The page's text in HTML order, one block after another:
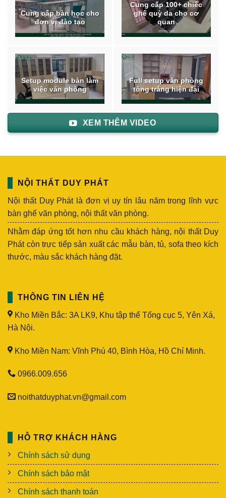
Cung cấp bàn học cho
đơn vị đào tạo
Cung cấp 100+ chiếc
ghế quỳ da cho cơ
quan
Setup module bàn làm
việc văn phòng
Full setup văn phòng
tông trắng hiện đại
XEM THÊM VIDEO
NỘI THẤT DUY PHÁT
Nội thất Duy Phát là đơn vị uy tín lâu năm trong lĩnh vực
bàn ghế văn phòng, nội thất văn phòng.
Nhằm đáp ứng tốt hơn nhu cầu khách hàng, nội thất Duy
Phát còn trực tiếp sản xuất các mẫu bàn, tủ, sofa theo kích
thước, màu sắc khách hàng đặt.
THÔNG TIN LIÊN HỆ
Kho Miền Bắc: 3A LK9, Khu tập thể Tổng cục 5, Yên Xá,
Hà Nội.
Kho Miền Nam: Vĩnh Phú 40, Bình Hòa, Hồ Chí Minh.
0966.009.656
noithatduyphat.vn@gmail.com
HỖ TRỢ KHÁCH HÀNG
Chính sách sử dụng
Chính sách bảo mật
Chính sách thanh toán